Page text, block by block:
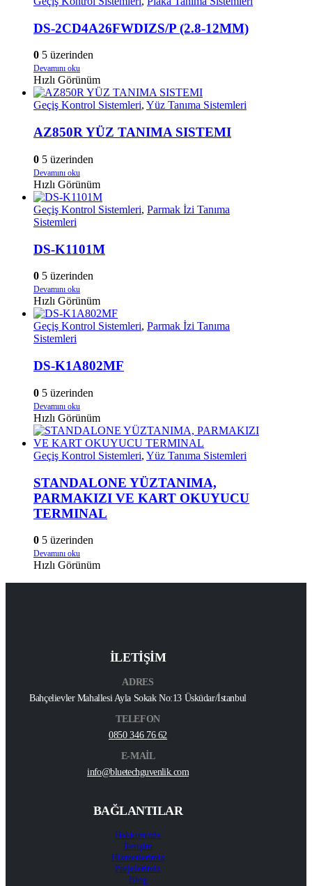
DS-2CD4A26FWDIZS/P (2.8-12MM)
0 5 üzerinden
Devamını oku
Hızlı Görünüm
Geçiş Kontrol Sistemleri, Yüz Tanıma Sistemleri
AZ850R YÜZ TANIMA SISTEMI
0 5 üzerinden
Devamını oku
Hızlı Görünüm
Geçiş Kontrol Sistemleri, Parmak İzi Tanıma
Sistemleri
DS-K1101M
0 5 üzerinden
Devamını oku
Hızlı Görünüm
Geçiş Kontrol Sistemleri, Parmak İzi Tanıma
Sistemleri
DS-K1A802MF
0 5 üzerinden
Devamını oku
Hızlı Görünüm
Geçiş Kontrol Sistemleri, Yüz Tanıma Sistemleri
STANDALONE YÜZTANIMA,
PARMAKIZI VE KART OKUYUCU
TERMINAL
0 5 üzerinden
Devamını oku
Hızlı Görünüm
İLETİŞİM
ADRES
Bahçelievler Mahallesi Ayla Sokak No:13 Üsküdar/İstanbul
TELEFON
0850 346 76 62
E-MAİL
info@bluetechguvenlik.com
BAĞLANTILAR
Hakkımızda
İletişim
Hizmetlerimiz
Projelerimiz
Blog